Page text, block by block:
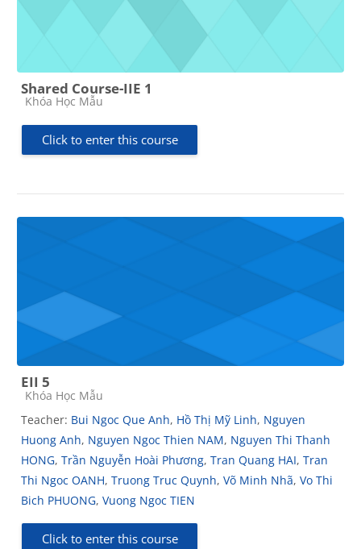
Shared Course-IIE 1
Course category
Khóa Học Mẫu
Click to enter this course
EII 5
Course category
Khóa Học Mẫu
Teacher: Bui Ngoc Que Anh, Hồ Thị Mỹ Linh, Nguyen
Huong Anh, Nguyen Ngoc Thien NAM, Nguyen Thi Thanh
HONG, Trần Nguyễn Hoài Phương, Tran Quang HAI, Tran
Thi Ngoc OANH, Truong Truc Quynh, Võ Minh Nhã, Vo Thi
Bich PHUONG, Vuong Ngoc TIEN
Click to enter this course